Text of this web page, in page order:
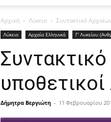
Αρχική Λύκειο Συντακτικό
Λύκειο Αρχαία Ελληνικά Γ' Λυκείου
υποθετικοί
Δήμητρα Βεργιώτη - 11 Φεβρουαρίου